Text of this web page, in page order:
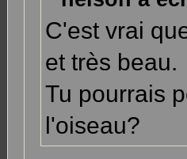
C'est vrai
et très beau.
Tu pourrais
l'oiseau?